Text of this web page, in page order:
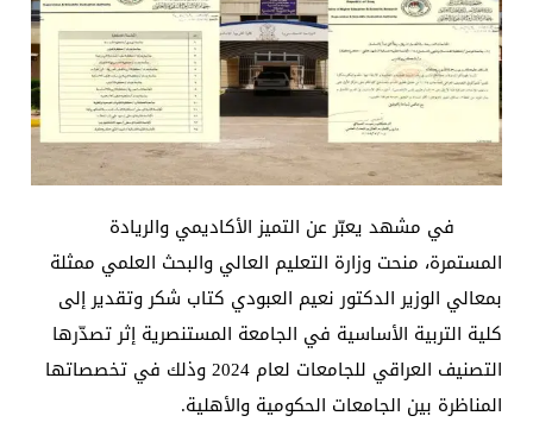
في مشهد يعبّر عن التميز الأكاديمي والريادة
المستمرة، منحت وزارة التعليم العالي والبحث العلمي ممثلة
بمعالي الوزير الدكتور نعيم العبودي كتاب شكر وتقدير إلى
كلية التربية الأساسية في الجامعة المستنصرية إثر تصدّرها
التصنيف العراقي للجامعات لعام 2024 وذلك في تخصصاتها
المناظرة بين الجامعات الحكومية والأهلية.